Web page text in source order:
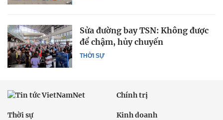
THỜI SỰ
Sửa đường bay TSN: Không được
để chậm, hủy chuyến
Chính trị
Thời sự Kinh doanh